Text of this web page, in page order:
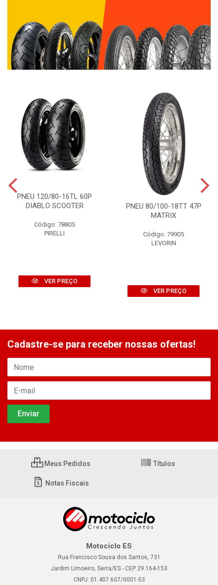
PNEU 120/80-16TL 60P
DIABLO SCOOTER
Código: 78805
PIRELLI
VER PREÇO
PNEU 80/100-18TT 47P
MATRIX
Código: 79905
LEVORIN
VER PREÇO
Cadastre-se para receber nossas ofertas!
Meus Pedidos Títulos
Notas Fiscais
Motociclo ES
Rua Francisco Sousa dos Santos, 731
Jardim Limoeiro, Serra/ES - CEP 29.164-153
CNPJ: 01.407.607/0001-53